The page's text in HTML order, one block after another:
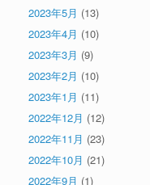
2023年5月 (13)
2023年4月 (10)
2023年3月 (9)
2023年2月 (10)
2023年1月 (11)
2022年12月 (12)
2022年11月 (23)
2022年10月 (21)
2022年9月 (1)